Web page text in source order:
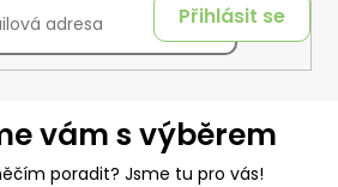
Přihlásit se
vám s výběrem
poradit? Jsme tu pro vás!